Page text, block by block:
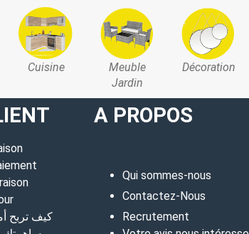
Cuisine
Meuble
Jardin
Décoration
كيف تربح
A PROPOS
Qui sommes-nous
Contactez-Nous
Recrutement